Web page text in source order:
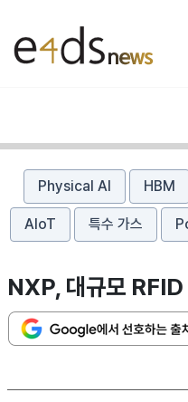
Physical AI HBM
AIoT 특수 가스
NXP, 대규모 RFID